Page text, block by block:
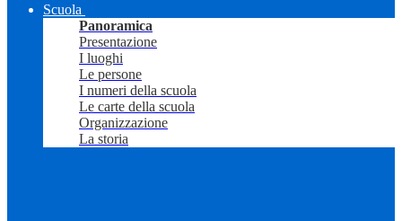
Scuola
Panoramica
Presentazione
I luoghi
Le persone
I numeri della scuola
Le carte della scuola
Organizzazione
La storia